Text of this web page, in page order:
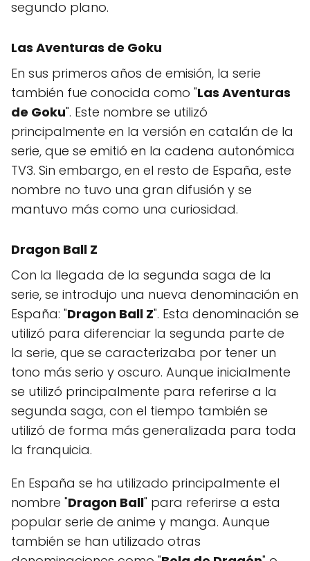
segundo plano.
Las Aventuras de Goku
En sus primeros años de emisión, la serie
también fue conocida como "Las Aventuras
de Goku". Este nombre se utilizó
principalmente en la versión en catalán de la
serie, que se emitió en la cadena autonómica
TV3. Sin embargo, en el resto de España, este
nombre no tuvo una gran difusión y se
mantuvo más como una curiosidad.
Dragon Ball Z
Con la llegada de la segunda saga de la
serie, se introdujo una nueva denominación en
España: "Dragon Ball Z". Esta denominación se
utilizó para diferenciar la segunda parte de
la serie, que se caracterizaba por tener un
tono más serio y oscuro. Aunque inicialmente
se utilizó principalmente para referirse a la
segunda saga, con el tiempo también se
utilizó de forma más generalizada para toda
la franquicia.
En España se ha utilizado principalmente el
nombre "Dragon Ball" para referirse a esta
popular serie de anime y manga. Aunque
también se han utilizado otras